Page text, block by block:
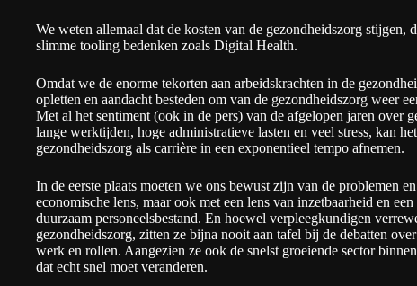
We weten allemaal dat de kosten van de gezondheidszorg stijgen,
slimme tooling bedenken zoals Digital Health.
Omdat we de enorme tekorten aan arbeidskrachten in de
opletten en aandacht besteden om van de gezondheidszorg weer
Met al het sentiment (ook in de pers) van de afgelopen jaren over
lange werktijden, hoge administratieve lasten en veel stress, kan
gezondheidszorg als carrière in een exponentieel tempo afnemen.
In de eerste plaats moeten we ons bewust zijn van de problemen
economische lens, maar ook met een lens van inzetbaarheid en
duurzaam personeelsbestand. En hoewel verpleegkundigen
gezondheidszorg, zitten ze bijna nooit aan tafel bij de debatten
werk en rollen. Aangezien ze ook de snelst groeiende sector
dat echt snel moet veranderen.